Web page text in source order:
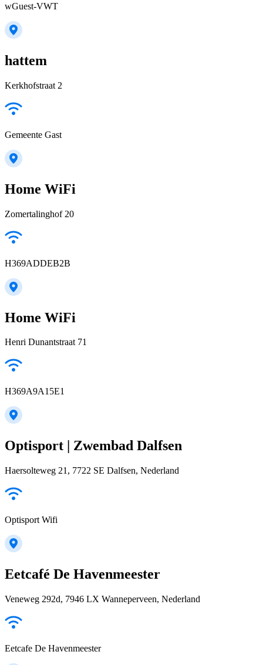
wGuest-VWT
hattem
Kerkhofstraat 2
Gemeente Gast
Home WiFi
Zomertalinghof 20
H369ADDEB2B
Home WiFi
Henri Dunantstraat 71
H369A9A15E1
Optisport | Zwembad Dalfsen
Haersolteweg 21, 7722 SE Dalfsen, Nederland
Optisport Wifi
Eetcafé De Havenmeester
Veneweg 292d, 7946 LX Wanneperveen, Nederland
Eetcafe De Havenmeester